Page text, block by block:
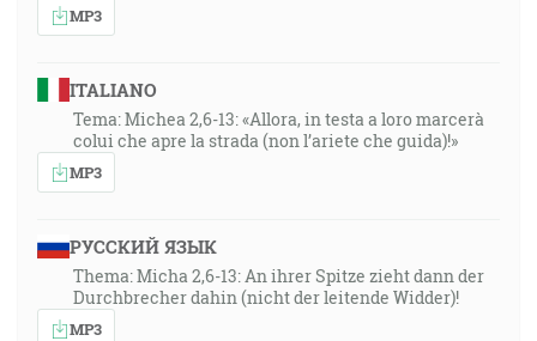
MP3
ITALIANO
Tema: Michea 2,6-13: «Allora, in testa a loro marcerà
colui che apre la strada (non l’ariete che guida)!»
MP3
РУССКИЙ ЯЗЫК
Thema: Micha 2,6-13: An ihrer Spitze zieht dann der
Durchbrecher dahin (nicht der leitende Widder)!
MP3